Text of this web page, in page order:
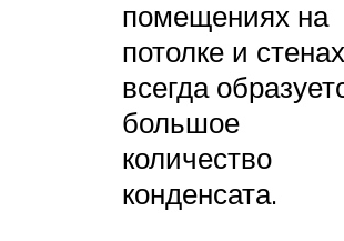
помещениях на
потолке и стенах
всегда
большое
количество
конденсата.